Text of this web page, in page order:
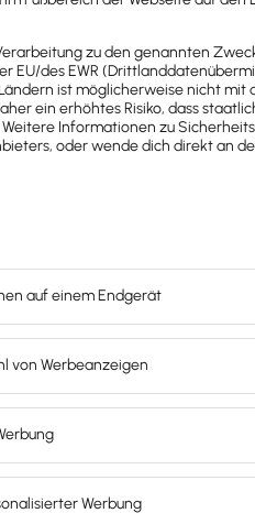
von Industrie­staubsauger.